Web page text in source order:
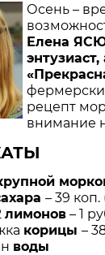
Осень –
Елена
рецепт
внимание
– 39 коп.
лимонов – 1
корицы –
воды